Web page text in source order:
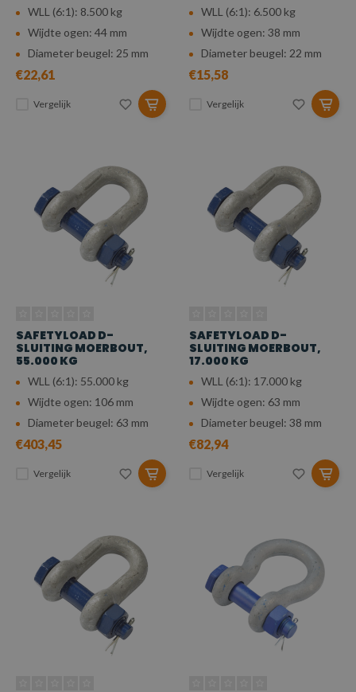
WLL (6:1): 8.500 kg
Wijdte ogen: 44 mm
Diameter beugel: 25 mm
€22,61
Vergelijk
WLL (6:1): 6.500 kg
Wijdte ogen: 38 mm
Diameter beugel: 22 mm
€15,58
Vergelijk
SAFETYLOAD D-
SLUITING MOERBOUT,
55.000 KG
WLL (6:1): 55.000 kg
Wijdte ogen: 106 mm
Diameter beugel: 63 mm
€403,45
Vergelijk
SAFETYLOAD D-
SLUITING MOERBOUT,
17.000 KG
WLL (6:1): 17.000 kg
Wijdte ogen: 63 mm
Diameter beugel: 38 mm
€82,94
Vergelijk